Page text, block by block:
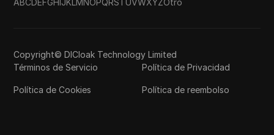
ABCDEFGHIJKLMNOPQRSTUVWXYZOtro
Copyright© DICloak Technology Limited
Términos de Servicio
Política de Privacidad
Política de Cookies Política de reembolso